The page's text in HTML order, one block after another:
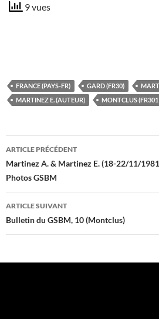
9 vues
FRANCE (PAYS-FR) GARD (FR30)
MARTINEZ E. (AUTEUR)
MONTCLUS
Navigation
des
articles
ARTICLE PRÉCÉDENT
Martinez A. & Martinez E. (18-22/11/
Photos GSBM
ARTICLE SUIVANT
Bulletin du GSBM, 10 (Montclus)